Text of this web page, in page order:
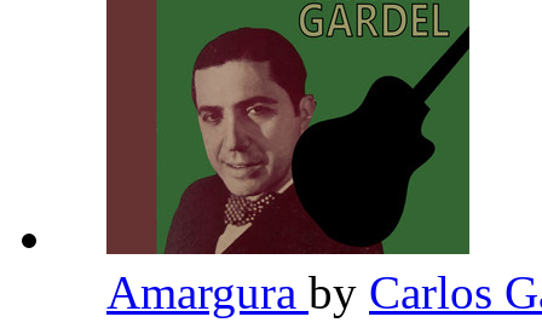
Amargura by Carlos